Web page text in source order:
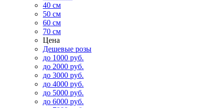
40 см
50 см
60 см
70 см
Цена
Дешевые розы
до 1000 руб.
до 2000 руб.
до 3000 руб.
до 4000 руб.
до 5000 руб.
до 6000 руб.